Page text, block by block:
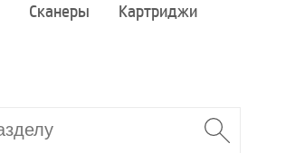
Сканеры Картриджи